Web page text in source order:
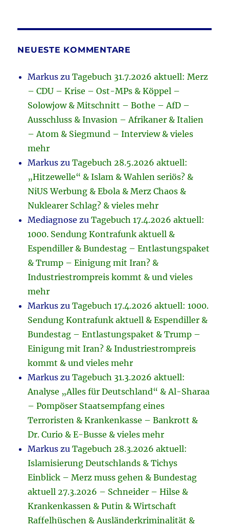
NEUESTE KOMMENTARE
Markus zuTagebuch 31.7.2026 aktuell: Merz
– CDU – Krise – Ost-MPs & Köppel –
Solowjow & Mitschnitt – Bothe – AfD –
Ausschluss & Invasion – Afrikaner & Italien
– Atom & Siegmund – Interview & vieles
mehr
Markus zuTagebuch 28.5.2026 aktuell:
„Hitzewelle“ & Islam & Wahlen seriös? &
NiUS Werbung & Ebola & Merz Chaos &
Nuklearer Schlag? & vieles mehr
Mediagnose zuTagebuch 17.4.2026 aktuell:
1000. Sendung Kontrafunk aktuell &
Espendiller & Bundestag – Entlastungspaket
& Trump – Einigung mit Iran? &
Industriestrompreis kommt & und vieles
mehr
Markus zuTagebuch 17.4.2026 aktuell: 1000.
Sendung Kontrafunk aktuell & Espendiller &
Bundestag – Entlastungspaket & Trump –
Einigung mit Iran? & Industriestrompreis
kommt & und vieles mehr
Markus zuTagebuch 31.3.2026 aktuell:
Analyse „Alles für Deutschland“ & Al-Sharaa
– Pompöser Staatsempfang eines
Terroristen & Krankenkasse – Bankrott &
Dr. Curio & E-Busse & vieles mehr
Markus zuTagebuch 28.3.2026 aktuell:
Islamisierung Deutschlands & Tichys
Einblick – Merz muss gehen & Bundestag
aktuell 27.3.2026 – Schneider – Hilse &
Krankenkassen & Putin & Wirtschaft
Raffelhüschen & Ausländerkriminalität &